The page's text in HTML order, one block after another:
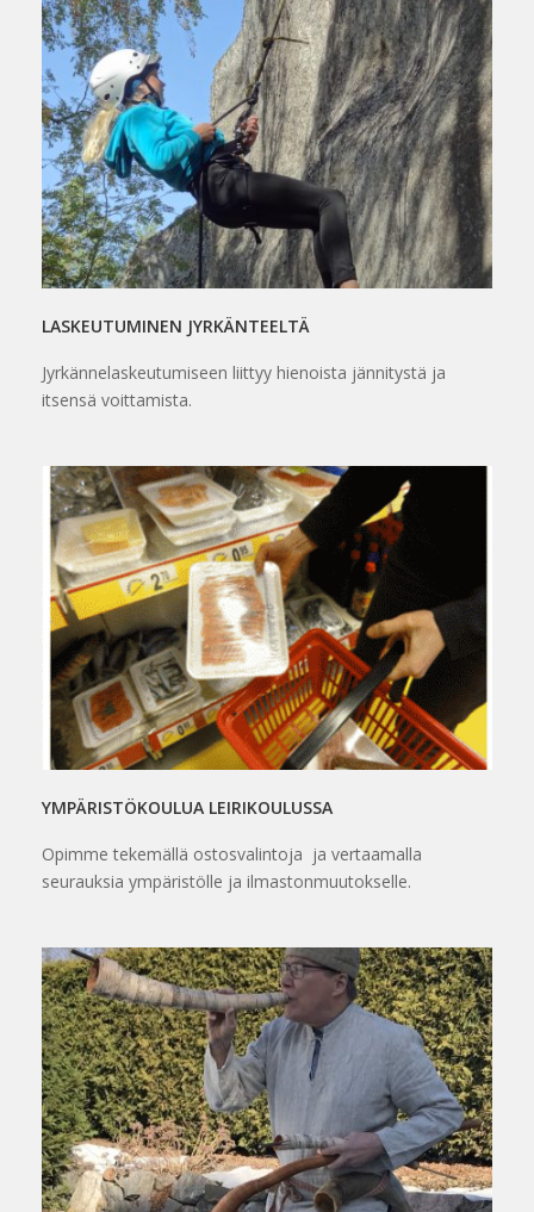
LASKEUTUMINEN JYRKÄNTEELTÄ
Jyrkännelaskeutumiseen liittyy hienoista jännitystä ja
itsensä voittamista.
YMPÄRISTÖKOULUA LEIRIKOULUSSA
Opimme tekemällä ostosvalintoja ja vertaamalla
seurauksia ympäristölle ja ilmastonmuutokselle.